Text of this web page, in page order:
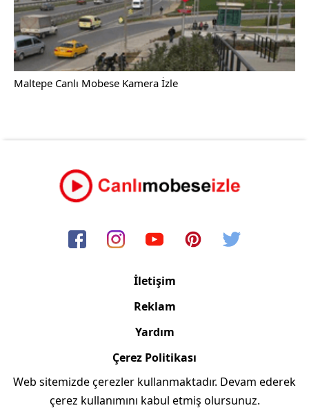
Maltepe Canlı Mobese Kamera İzle
İletişim
Reklam
Yardım
Çerez Politikası
Copyright © 2006/2024 Canlimobeseizle.com
Web sitemizde çerezler kullanmaktadır. Devam ederek
çerez kullanımını kabul etmiş olursunuz.